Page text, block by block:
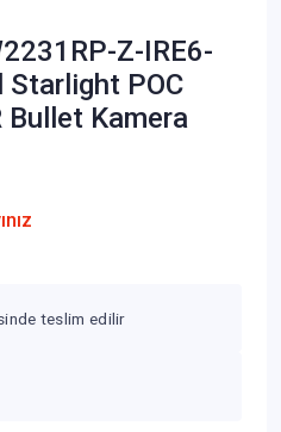
Z-IRE6-
Starlight POC
Bullet Kamera
teslim edilir